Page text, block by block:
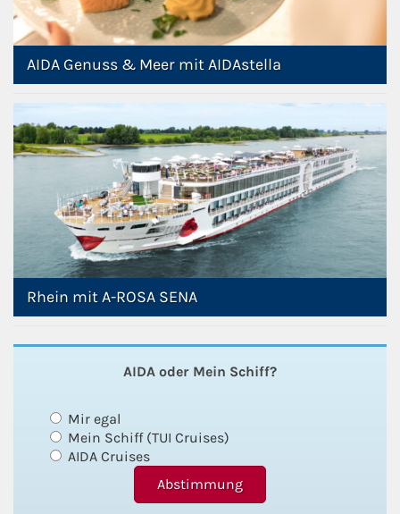
AIDA Genuss & Meer mit AIDAstella
Rhein mit A-ROSA SENA
AIDA oder Mein Schiff?
Mir egal
Mein Schiff (TUI Cruises)
AIDA Cruises